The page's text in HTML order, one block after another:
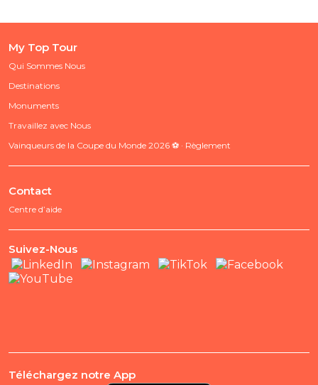
My Top Tour
Qui Sommes Nous
Destinations
Monuments
Travaillez avec Nous
Vainqueurs de la Coupe du Monde 2026 ⚽ · Règlement
Contact
Centre d’aide
Suivez-Nous
Téléchargez notre App